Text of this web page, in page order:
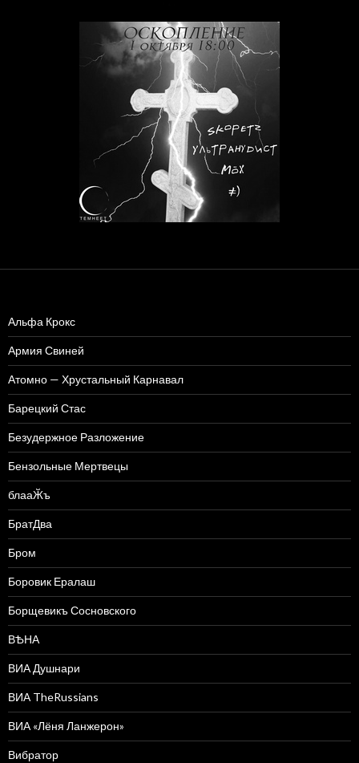
Альфа Крокс
Армия Свиней
Атомно — Хрустальный Карнавал
Барецкий Стас
Безудержное Разложение
Бензольные Мертвецы
блааӁъ
БратДва
Бром
Боровик Ералаш
Борщевикъ Сосновского
ВѢНА
ВИА Душнари
ВИА TheRussians
ВИА «Лёня Ланжерон»
Вибратор